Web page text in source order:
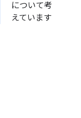
について考
えています